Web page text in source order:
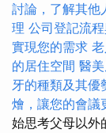
討論，了解其他
理 公司登記流
實現您的需求
的居住空間 醫
牙的種類及其優
燴，讓您的會議
始思考父母以外